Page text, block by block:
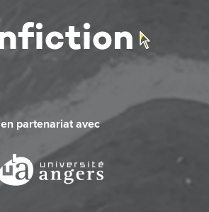
en partenariat avec